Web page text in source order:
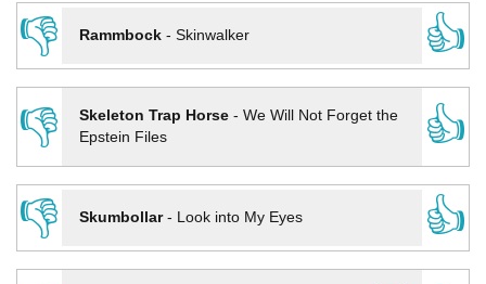
👎
Rammbock- Skinwalker
👍
👎
Skeleton Trap Horse- We Will Not Forget the
Epstein Files
👍
👎
Skumbollar- Look into My Eyes
👍